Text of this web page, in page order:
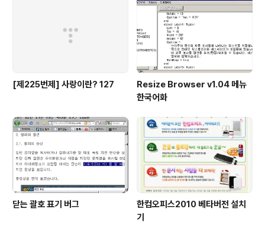
[제225번제] 사랑이란? 127
Resize Browser v1.04 메뉴
한국어화
닫는 괄호 표기 버그
한컴오피스2010 베타버전 설치
기